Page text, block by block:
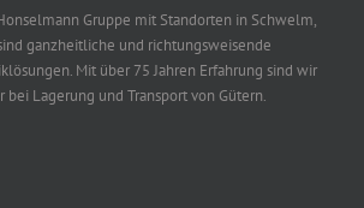
Gruppe mit Standorten in Schwelm,
ganzheitliche und richtungsweisende
Mit über 75 Jahren Erfahrung sind wir
bei Lagerung und Transport von Gütern.